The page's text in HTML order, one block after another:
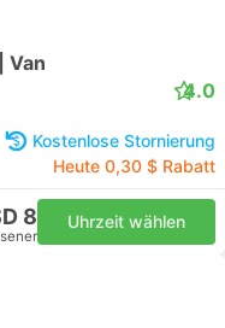
Van
4.0
Kostenlose Stornierung
Heute 0,30 $ Rabatt
8 Uhrzeit wählen